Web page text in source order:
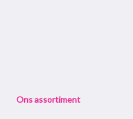
Ons assortiment